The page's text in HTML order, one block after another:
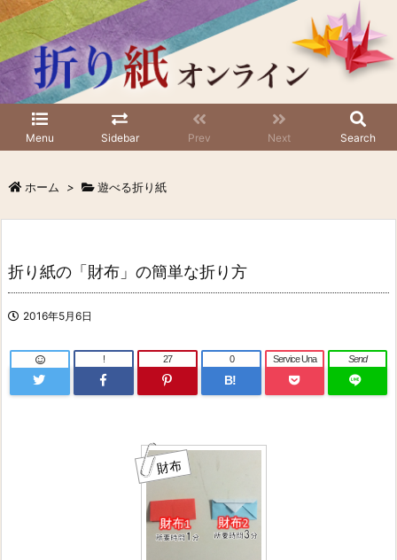
Menu Sidebar Prev Next Search
ホーム > 遊べる折り紙
折り紙の「財布」の簡単な折り方
2016年5月6日
! 27
B!
0 Service Una Send
財布